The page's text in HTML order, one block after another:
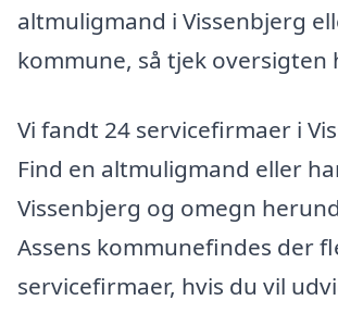
altmuligmand i Vissenbjerg
kommune, så tjek oversigten
Vi fandt 24 servicefirmaer i
Find en altmuligmand eller
Vissenbjerg og omegn
Assens kommunefindes der
servicefirmaer, hvis du vil